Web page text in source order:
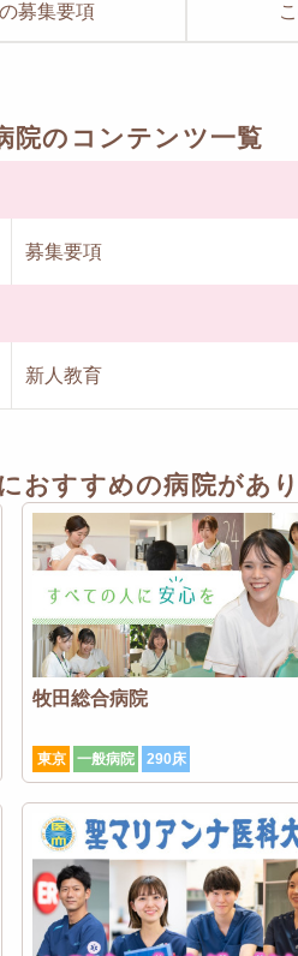
募集要項
院のコンテンツ一覧
募集要項
新人教育
おすすめの病院があ
牧田総合病院
東京 一般病院 290床